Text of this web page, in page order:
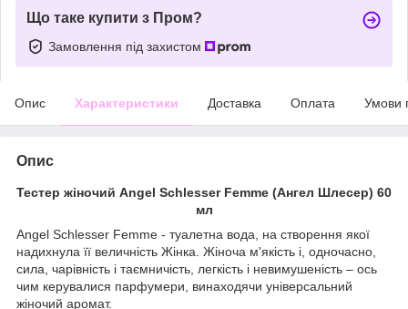
Що таке купити з Пром?
Замовлення під захистом
Опис Характеристики Доставка Оплата Умови
Опис
Тестер жіночий Angel Schlesser Femme (Ангел Шлесер) 60
мл
Angel Schlesser Femme - туалетна вода, на створення якої
надихнула її величність Жінка. Жіноча м'якість і, одночасно,
сила, чарівність і таємничість, легкість і невимушеність – ось
чим керувалися парфумери, винаходячи універсальний
жіночий аромат.